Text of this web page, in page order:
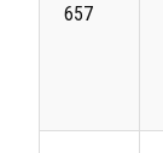
657